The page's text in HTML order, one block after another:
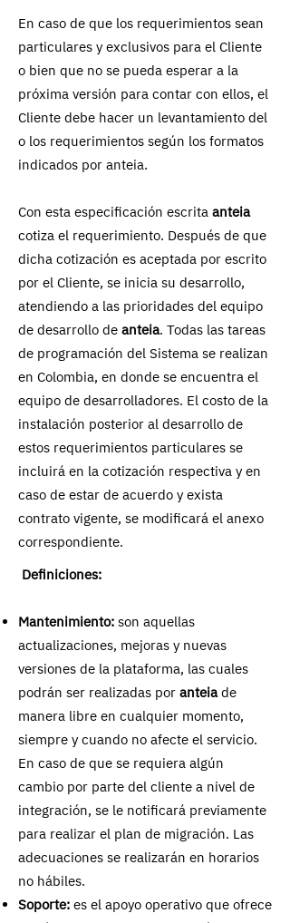
En caso de que los requerimientos sean
particulares y exclusivos para el Cliente
o bien que no se pueda esperar a la
próxima versión para contar con ellos, el
Cliente debe hacer un levantamiento del
o los requerimientos según los formatos
indicados por anteia.
Con esta especificación escrita anteia
cotiza el requerimiento. Después de que
dicha cotización es aceptada por escrito
por el Cliente, se inicia su desarrollo,
atendiendo a las prioridades del equipo
de desarrollo de anteia. Todas las tareas
de programación del Sistema se realizan
en Colombia, en donde se encuentra el
equipo de desarrolladores. El costo de la
instalación posterior al desarrollo de
estos requerimientos particulares se
incluirá en la cotización respectiva y en
caso de estar de acuerdo y exista
contrato vigente, se modificará el anexo
correspondiente.
Definiciones:
Mantenimiento: son aquellas
actualizaciones, mejoras y nuevas
versiones de la plataforma, las cuales
podrán ser realizadas por anteiade
manera libre en cualquier momento,
siempre y cuando no afecte el servicio.
En caso de que se requiera algún
cambio por parte del cliente a nivel de
integración, se le notificará previamente
para realizar el plan de migración. Las
adecuaciones se realizarán en horarios
no hábiles.
Soporte: es el apoyo operativo que ofrece